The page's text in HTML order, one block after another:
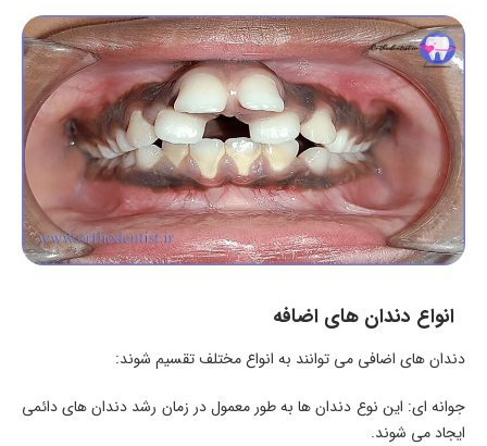
انواع دندان های اضافه
دندان های اضافی می توانند به انواع مختلف تقسیم شوند:
جوانه ای: این نوع دندان ها به طور معمول در زمان رشد دندان های دائمی
ایجاد می شوند.